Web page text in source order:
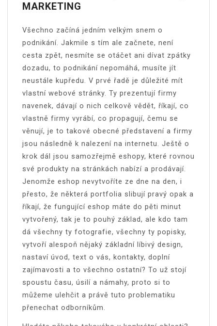
MARKETING
Všechno začíná jedním velkým snem o
podnikání. Jakmile s tím ale začnete, není
cesta zpět, nesmíte se otáčet ani dívat zpátky
dozadu, to podnikání nepomáhá, musíte jít
neustále kupředu. V prvé řadě je důležité mít
vlastní webové stránky. Ty prezentují firmy
navenek, dávají o nich celkově vědět, říkají, co
vlastně firmy vyrábí, co propagují, čemu se
věnují, je to takové obecné představení a firmy
jsou následně k nalezení na internetu. Ještě o
krok dál jsou samozřejmě eshopy, které rovnou
své produkty na stránkách nabízí a prodávají.
Jenomže eshop nevytvoříte ze dne na den, i
přesto, že některá portfolia slibují pravý opak a
říkají, že fungující eshop máte do pěti minut
vytvořený, tak je to pouhý základ, ale kdo tam
dá všechny ty fotografie, všechny ty popisky,
vytvoří alespoň nějaký základní líbivý design,
nastaví úvod, text o vás, kontakty, doplní
zajímavosti a to všechno ostatní? To už stojí
spoustu času, úsilí a námahy, proto si to
můžeme ulehčit a právě tuto problematiku
přenechat odborníkům.